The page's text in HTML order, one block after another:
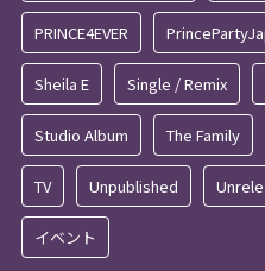
PRINCE4EVER
Sheila E Single / Remix
Studio Album The Family
TV Unpublished
イベント